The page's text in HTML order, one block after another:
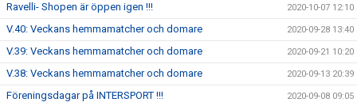
Ravelli- Shopen är öppen igen !!! 2020-10-07 12:10
V.40: Veckans hemmamatcher och domare 2020-09-28 13:40
V.39: Veckans hemmamatcher och domare 2020-09-21 10:20
V.38: Veckans hemmamatcher och domare 2020-09-13 20:39
Föreningsdagar på INTERSPORT !!! 2020-09-08 09:05